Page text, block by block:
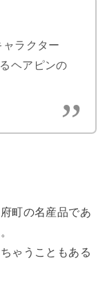
ラクター
ヘアピンの
町の名産品であ
ゃうこともある